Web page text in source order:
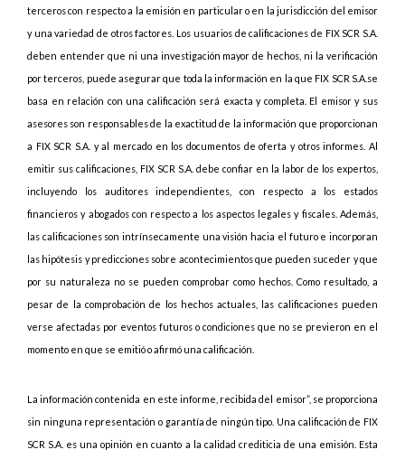
terceros con respecto a la emisión en particular o en la jurisdicción del emisor
y una variedad de otros factores. Los usuarios de calificaciones de FIX SCR S.A.
deben entender que ni una investigación mayor de hechos, ni la verificación
por terceros, puede asegurar que toda la información en la que FIX SCR S.A.se
basa en relación con una calificación será exacta y completa. El emisor y sus
asesores son responsables de la exactitud de la información que proporcionan
a FIX SCR S.A. y al mercado en los documentos de oferta y otros informes. Al
emitir sus calificaciones, FIX SCR S.A. debe confiar en la labor de los expertos,
incluyendo los auditores independientes, con respecto a los estados
financieros y abogados con respecto a los aspectos legales y fiscales. Además,
las calificaciones son intrínsecamente una visión hacia el futuro e incorporan
las hipótesis y predicciones sobre acontecimientos que pueden suceder y que
por su naturaleza no se pueden comprobar como hechos. Como resultado, a
pesar de la comprobación de los hechos actuales, las calificaciones pueden
verse afectadas por eventos futuros o condiciones que no se previeron en el
momento en que se emitió o afirmó una calificación.
La información contenida en este informe, recibida del emisor”, se proporciona
sin ninguna representación o garantía de ningún tipo. Una calificación de FIX
SCR S.A. es una opinión en cuanto a la calidad crediticia de una emisión. Esta